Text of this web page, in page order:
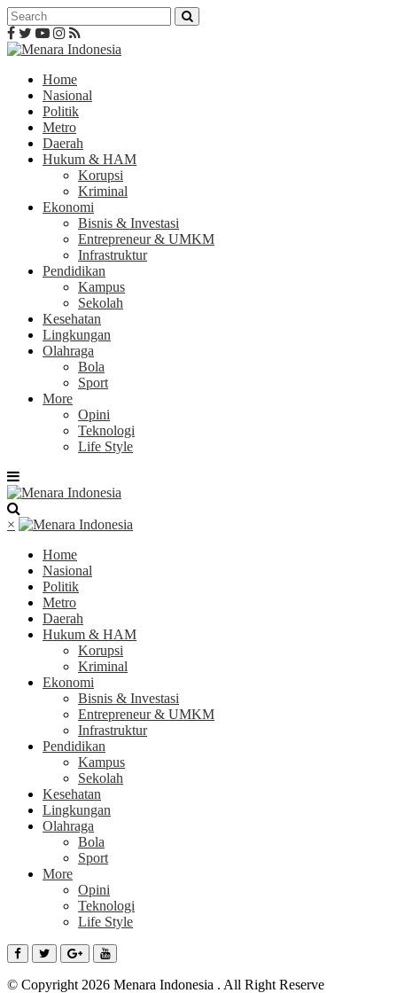
Home
Nasional
Politik
Metro
Daerah
Hukum & HAM
Korupsi
Kriminal
Ekonomi
Bisnis & Investasi
Entrepreneur & UMKM
Infrastruktur
Pendidikan
Kampus
Sekolah
Kesehatan
Lingkungan
Olahraga
Bola
Sport
More
Opini
Teknologi
Life Style
×
Home
Nasional
Politik
Metro
Daerah
Hukum & HAM
Korupsi
Kriminal
Ekonomi
Bisnis & Investasi
Entrepreneur & UMKM
Infrastruktur
Pendidikan
Kampus
Sekolah
Kesehatan
Lingkungan
Olahraga
Bola
Sport
More
Opini
Teknologi
Life Style
© Copyright 2026 Menara Indonesia . All Right Reserve